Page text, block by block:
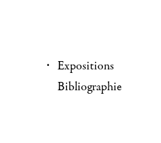
Expositions
Bibliographie